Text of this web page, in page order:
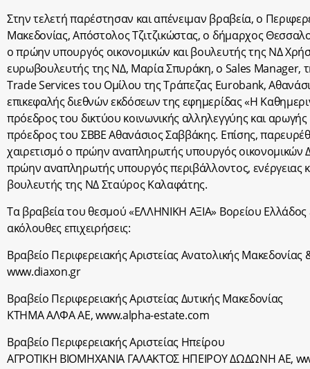
Στην τελετή παρέστησαν και απένειμαν βραβεία, ο
Μακεδονίας, Απόστολος Τζιτζικώστας, ο δήμαρχος
ο πρώην υπουργός οικονομικών και βουλευτής της ΝΔ
ευρωβουλευτής της ΝΔ, Μαρία Σπυράκη, o Sales Manager,
Trade Services του Ομίλου της Τράπεζας Eurobank,
επικεφαλής διεθνών εκδόσεων της εφημερίδας «Η
πρόεδρος του δικτύου κοινωνικής αλληλεγγύης και
πρόεδρος του ΣΒΒΕ Αθανάσιος Σαββάκης. Επίσης,
χαιρετισμό ο πρώην αναπληρωτής υπουργός οικονομικών
πρώην αναπληρωτής υπουργός περιβάλλοντος, ενέργειας
βουλευτής της ΝΔ Σταύρος Καλαφάτης.
Τα βραβεία του θεσμού «ΕΛΛΗΝΙΚΗ ΑΞΙΑ» Βορείου Ελλάδος
ακόλουθες επιχειρήσεις:
Βραβείο Περιφερειακής Αριστείας Ανατολικής Μακεδονίας
www.diaxon.gr
Βραβείο Περιφερειακής Αριστείας Δυτικής Μακεδονίας
ΚΤΗΜΑ ΑΛΦΑ ΑΕ, www.alpha-estate.com
Βραβείο Περιφερειακής Αριστείας Ηπείρου
ΑΓΡΟΤΙΚΗ ΒΙΟΜΗΧΑΝΙΑ ΓΑΛΑΚΤΟΣ ΗΠΕΙΡΟΥ ΔΩΔΩΝΗ ΑΕ,